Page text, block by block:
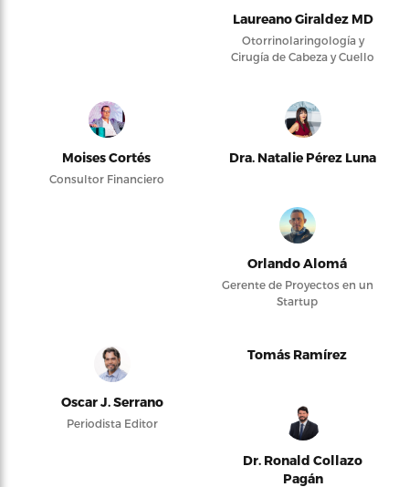
Laureano Giraldez MD
Otorrinolaringología y
Cirugía de Cabeza y Cuello
Moises Cortés
Consultor Financiero
Dra. Natalie Pérez Luna
Orlando Alomá
Gerente de Proyectos en un
Startup
Oscar J. Serrano
Periodista Editor
Tomás Ramírez
Dr. Ronald Collazo
Pagán